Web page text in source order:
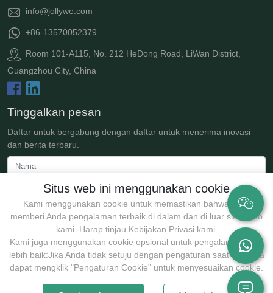
Situs web ini menggunakan cookie
Kami menggunakan cookie untuk memastikan bahwa kami
memberi Anda pengalaman terbaik di dalam dan di luar situs web
kami. Harap tinjau Kebijakan Privasi kami.
Kami juga menggunakan cookie opsional untuk pengalaman yang
lebih baik:Jika Anda tidak setuju dengan pengaturan saat ini, Anda
dapat mengklik "Pengaturan Cookie" untuk menyesuaikan cookie.
info@jollywe.com
+86-13570052379
Room 101-A115, No. 212 HeDong Road, LiWan District,
Guangzhou City, China
Tinggalkan pesan
Daftar untuk bergabung dengan daftar untuk menerima inovasi
dan berita terbaru.
Kirim